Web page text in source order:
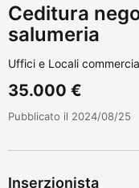
Ceditura
salumeria
Uffici e Locali
35.000 €
Pubblicato il 2024/08/25
Inserzionista